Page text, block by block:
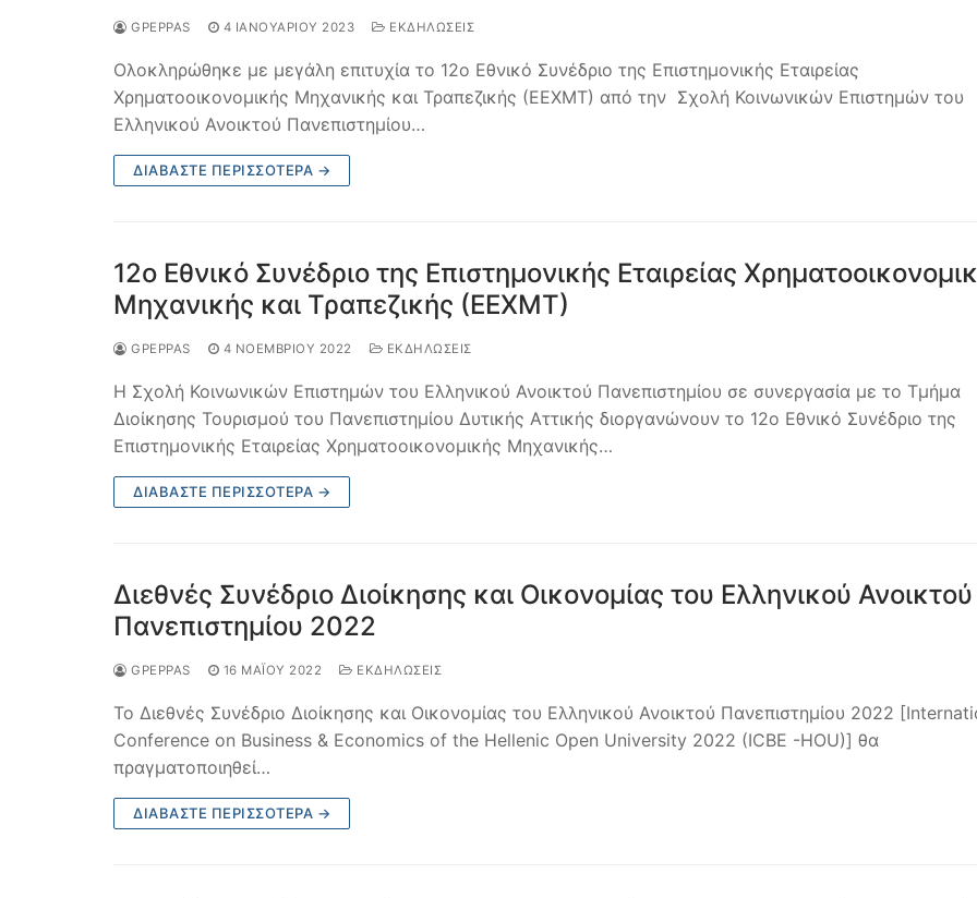
GPEPPAS 4 ΙΑΝΟΥΑΡΊΟΥ 2023 ΕΚΔΗΛΩΣΕΙΣ
Ολοκληρώθηκε με μεγάλη επιτυχία το 12ο Εθνικό Συνέδριο της Επιστημονικής Εταιρείας
Χρηματοοικονομικής Μηχανικής και Τραπεζικής (ΕΕΧΜΤ) από την Σχολή Κοινωνικών Επιστημών του
Ελληνικού Ανοικτού Πανεπιστημίου…
ΔΙΑΒΆΣΤΕ ΠΕΡΙΣΣΌΤΕΡΑ →
12ο Εθνικό Συνέδριο της Επιστημονικής Εταιρείας
Μηχανικής και Τραπεζικής (ΕΕΧΜΤ)
GPEPPAS 4 ΝΟΕΜΒΡΊΟΥ 2022 ΕΚΔΗΛΩΣΕΙΣ
Η Σχολή Κοινωνικών Επιστημών του Ελληνικού Ανοικτού Πανεπιστημίου σε συνεργασία με το Τμήμα
Διοίκησης Τουρισμού του Πανεπιστημίου Δυτικής Αττικής διοργανώνουν το 12ο Εθνικό Συνέδριο της
Επιστημονικής Εταιρείας Χρηματοοικονομικής Μηχανικής…
ΔΙΑΒΆΣΤΕ ΠΕΡΙΣΣΌΤΕΡΑ →
Διεθνές Συνέδριο Διοίκησης και Οικονομίας του Ελληνικού Ανοικτού
Πανεπιστημίου 2022
GPEPPAS 16 ΜΑΪ́ΟΥ 2022 ΕΚΔΗΛΩΣΕΙΣ
To Διεθνές Συνέδριο Διοίκησης και Οικονομίας του Ελληνικού Ανοικτού Πανεπιστημίου 2022
Conference on Business & Economics of the Hellenic Open University 2022 (ICBE -HOU)] θα
πραγματοποιηθεί…
ΔΙΑΒΆΣΤΕ ΠΕΡΙΣΣΌΤΕΡΑ →